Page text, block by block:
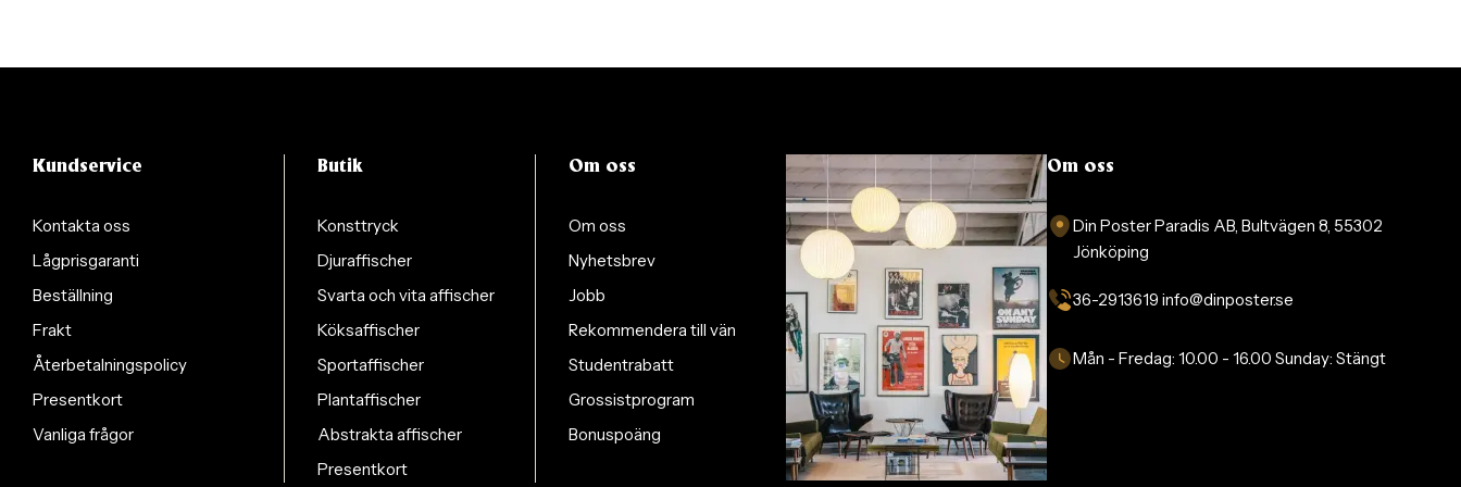
Kundservice
Kontakta oss
Lågprisgaranti
Beställning
Frakt
Återbetalningspolicy
Presentkort
Vanliga frågor
Butik
Konsttryck
Djuraffischer
Svarta och vita affischer
Köksaffischer
Sportaffischer
Plantaffischer
Abstrakta affischer
Presentkort
Om oss
Om oss
Nyhetsbrev
Jobb
Rekommendera till vän
Studentrabatt
Grossistprogram
Bonuspoäng
Om oss
Din Poster Paradis AB, Bultvägen 8, 55302
Jönköping
36-2913619 info@dinposter.se​
Mån - Fredag:10.00 - 16.00Sunday:Stängt